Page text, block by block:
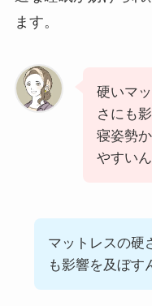
ます。
硬いマ
さにも
寝姿勢
やすいん
マットレスの硬
も影響を及ぼ